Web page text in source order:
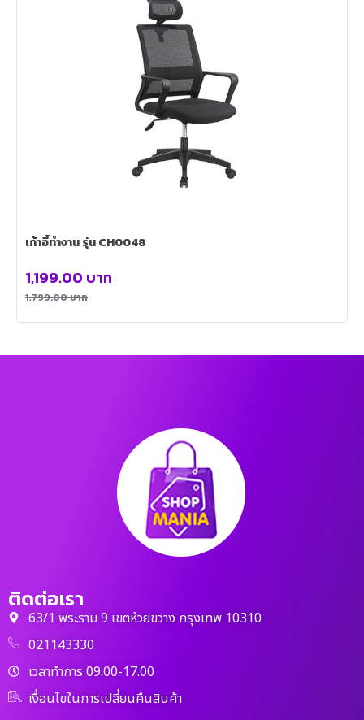
เก้าอี้ทำงาน รุ่น CH0048
1,799.00บาท
1,199.00 บาท
ติดต่อเรา
63/1 พระราม 9 เขตห้วยขวาง กรุงเทพ 10310
021143330
เวลาทำการ 09.00-17.00
เงื่อนไขในการเปลี่ยนคืนสินค้า